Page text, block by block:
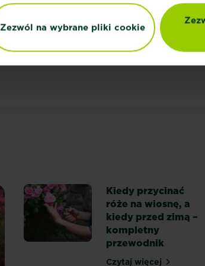
Zezwól na wybrane pliki cookie
Kiedy przycinać
róże na wiosnę, a
kiedy przed zimą –
kompletny
przewodnik
Czytaj więcej